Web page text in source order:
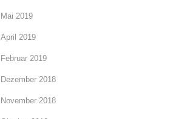
Mai 2019
April 2019
Februar 2019
Dezember 2018
November 2018